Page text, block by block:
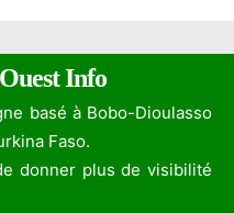
Info
basé à Bobo-Dioulasso
Faso.
donner plus de visibilité